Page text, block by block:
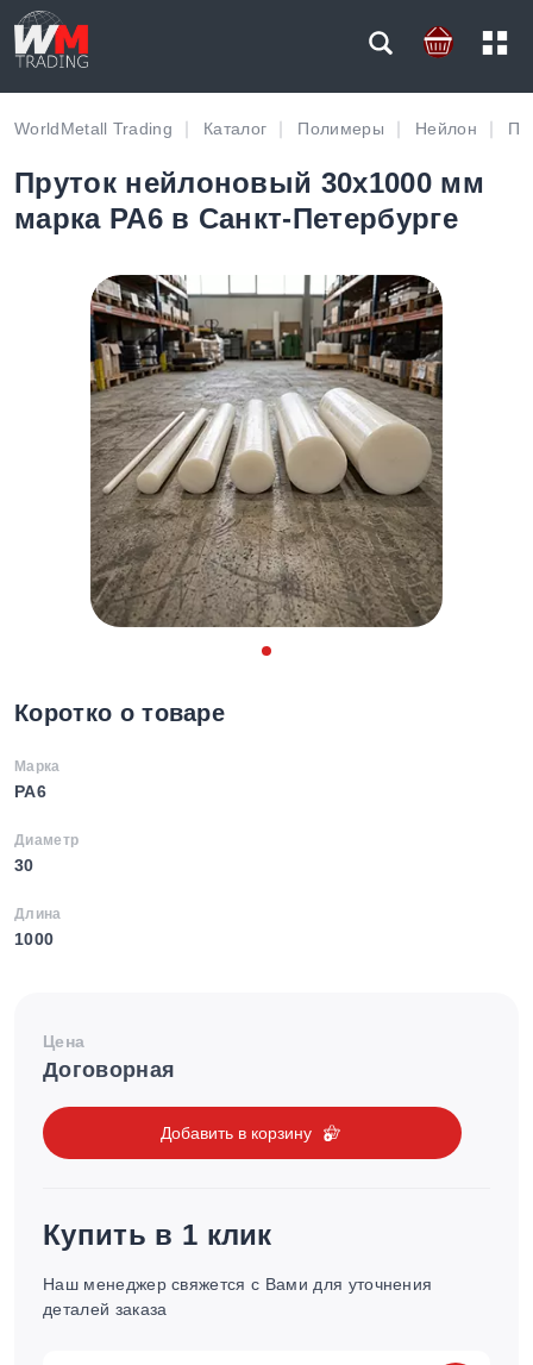
WorldMetall Trading Каталог Полимеры Нейлон
Пруток нейлоновый 30х1000 мм
марка PA6 в Санкт-Петербурге
Коротко о товаре
Марка
PA6
Диаметр
30
Длина
1000
Цена
Договорная
Добавить в корзину
Купить в 1 клик
Наш менеджер свяжется с Вами для уточнения
деталей заказа